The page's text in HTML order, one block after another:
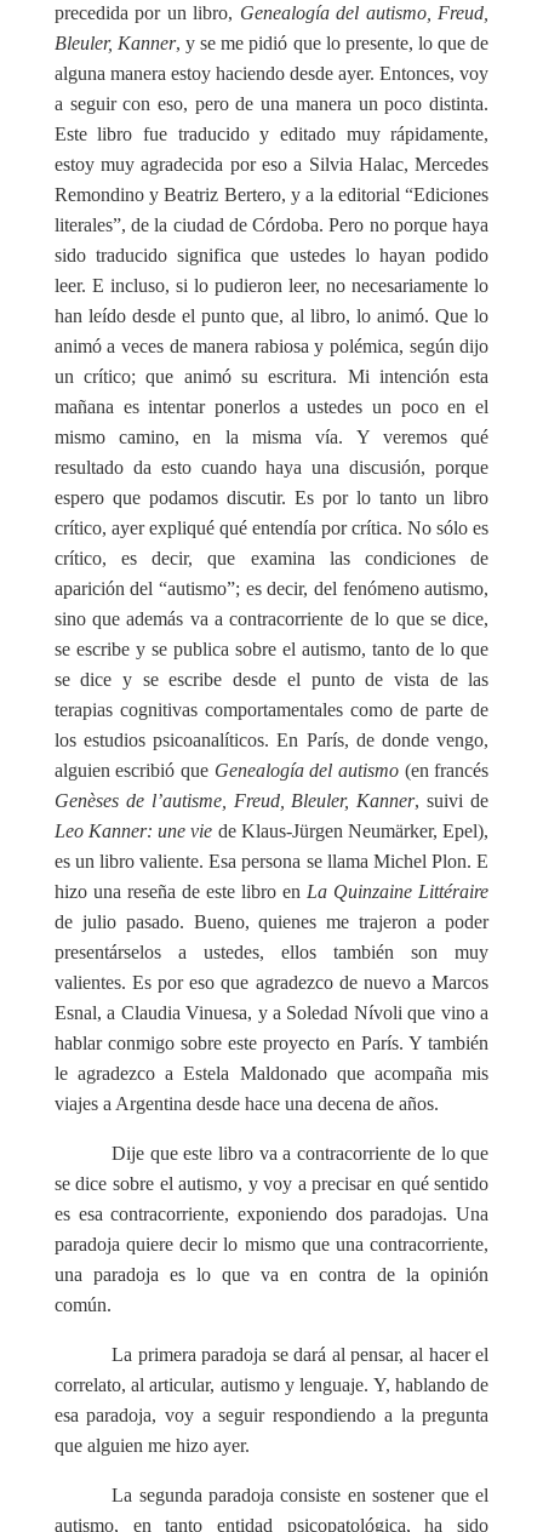
precedida por un libro, Genealogía del autismo, Freud,
Bleuler, Kanner, y se me pidió que lo presente, lo que de
alguna manera estoy haciendo desde ayer. Entonces, voy
a seguir con eso, pero de una manera un poco distinta.
Este libro fue traducido y editado muy rápidamente,
estoy muy agradecida por eso a Silvia Halac, Mercedes
Remondino y Beatriz Bertero, y a la editorial “Ediciones
literales”, de la ciudad de Córdoba. Pero no porque haya
sido traducido significa que ustedes lo hayan podido
leer. E incluso, si lo pudieron leer, no necesariamente lo
han leído desde el punto que, al libro, lo animó. Que lo
animó a veces de manera rabiosa y polémica, según dijo
un crítico; que animó su escritura. Mi intención esta
mañana es intentar ponerlos a ustedes un poco en el
mismo camino, en la misma vía. Y veremos qué
resultado da esto cuando haya una discusión, porque
espero que podamos discutir. Es por lo tanto un libro
crítico, ayer expliqué qué entendía por crítica. No sólo es
crítico, es decir, que examina las condiciones de
aparición del “autismo”; es decir, del fenómeno autismo,
sino que además va a contracorriente de lo que se dice,
se escribe y se publica sobre el autismo, tanto de lo que
se dice y se escribe desde el punto de vista de las
terapias cognitivas comportamentales como de parte de
los estudios psicoanalíticos. En París, de donde vengo,
alguien escribió que Genealogía del autismo (en francés
Genèses de l’autisme, Freud, Bleuler, Kanner, suivi de
Leo Kanner: une vie de Klaus-Jürgen Neumärker, Epel),
es un libro valiente. Esa persona se llama Michel Plon. E
hizo una reseña de este libro en La Quinzaine Littéraire
de julio pasado. Bueno, quienes me trajeron a poder
presentárselos a ustedes, ellos también son muy
valientes. Es por eso que agradezco de nuevo a Marcos
Esnal, a Claudia Vinuesa, y a Soledad Nívoli que vino a
hablar conmigo sobre este proyecto en París. Y también
le agradezco a Estela Maldonado que acompaña mis
viajes a Argentina desde hace una decena de años.
Dije que este libro va a contracorriente de lo que
se dice sobre el autismo, y voy a precisar en qué sentido
es esa contracorriente, exponiendo dos paradojas. Una
paradoja quiere decir lo mismo que una contracorriente,
una paradoja es lo que va en contra de la opinión
común.
La primera paradoja se dará al pensar, al hacer el
correlato, al articular, autismo y lenguaje. Y, hablando de
esa paradoja, voy a seguir respondiendo a la pregunta
que alguien me hizo ayer.
La segunda paradoja consiste en sostener que el
autismo, en tanto entidad psicopatológica, ha sido